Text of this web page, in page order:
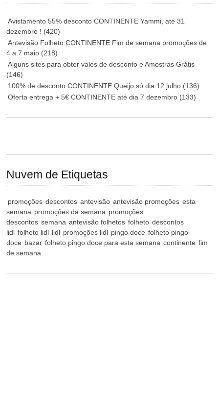
Avistamento 55% desconto CONTINENTE Yammi, até 31
dezembro ! (420)
Antevisão Folheto CONTINENTE Fim de semana promoções de
4 a 7 maio (218)
Alguns sites para obter vales de desconto e Amostras Grátis
(146)
100% de desconto CONTINENTE Queijo só dia 12 julho (136)
Oferta entrega + 5€ CONTINENTE até dia 7 dezembro (133)
Nuvem de Etiquetas
promoções descontos antevisão antevisão promoções esta
semana promoções da semana promoções
descontos semana antevisão folhetos folheto descontos
lidl folheto lidl lidl promoções lidl pingo doce folheto pingo
doce bazar folheto pingo doce para esta semana continente fim
de semana